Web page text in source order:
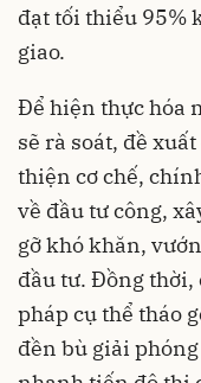
đạt tối thiểu 95%
giao.
Để hiện thực hóa
sẽ rà soát, đề
thiện cơ chế,
về đầu tư công,
gỡ khó khăn,
đầu tư. Đồng thời,
pháp cụ thể tháo
đền bù giải